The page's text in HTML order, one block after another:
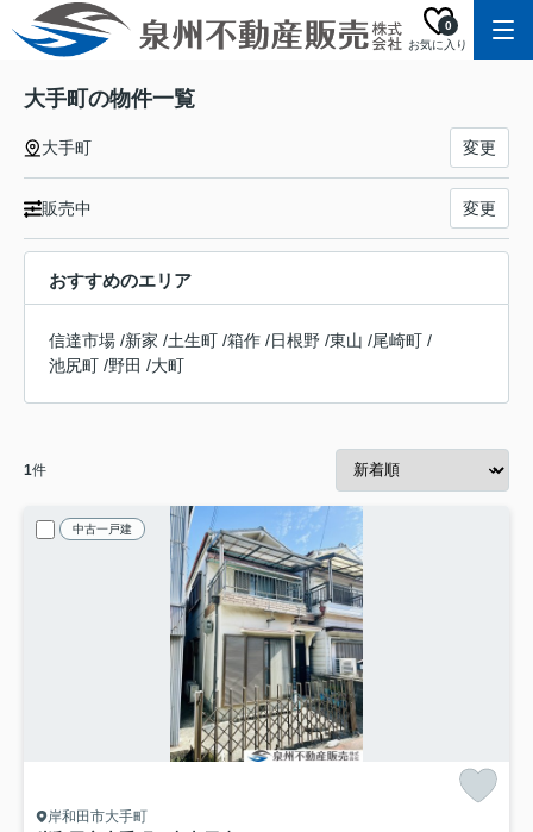
お気に入り
0
大手町の物件一覧
大手町 変更
販売中 変更
おすすめのエリア
信達市場 /新家 /土生町 /箱作 /日根野 /東山 /尾崎町 /
池尻町 /野田 /大町
1件
中古一戸建
岸和田市大手町